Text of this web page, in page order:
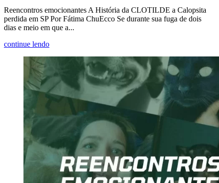
Reencontros emocionantes A História da CLOTILDE a Calopsita
perdida em SP Por Fátima ChuEcco Se durante sua fuga de dois
dias e meio em que a...
continue lendo